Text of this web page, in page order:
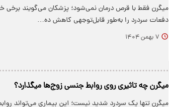
میگرن فقط با قرص درمان نمی‌شود؛ پزشکان می‌گویند برخی
دفعات سردرد را به‌طور قابل‌توجهی کاهش ده…
۷ بهمن ۱۴۰۴
میگرن چه تاثیری روی روابط جنسی زوج‌ها میگذارد؟
میگرن تنها یک سردرد شدید نیست؛ این بیماری می‌تواند